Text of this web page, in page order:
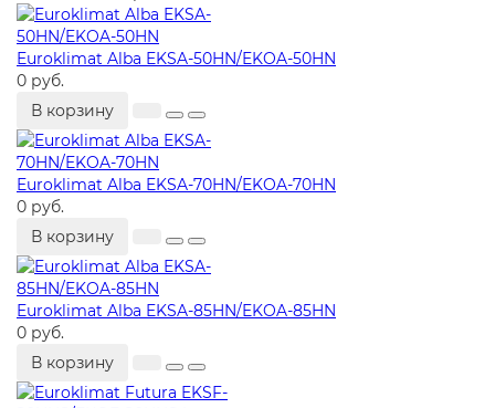
Euroklimat Alba EKSA-50HN/EKOA-50HN
0 руб.
В корзину
Euroklimat Alba EKSA-70HN/EKOA-70HN
0 руб.
В корзину
Euroklimat Alba EKSA-85HN/EKOA-85HN
0 руб.
В корзину